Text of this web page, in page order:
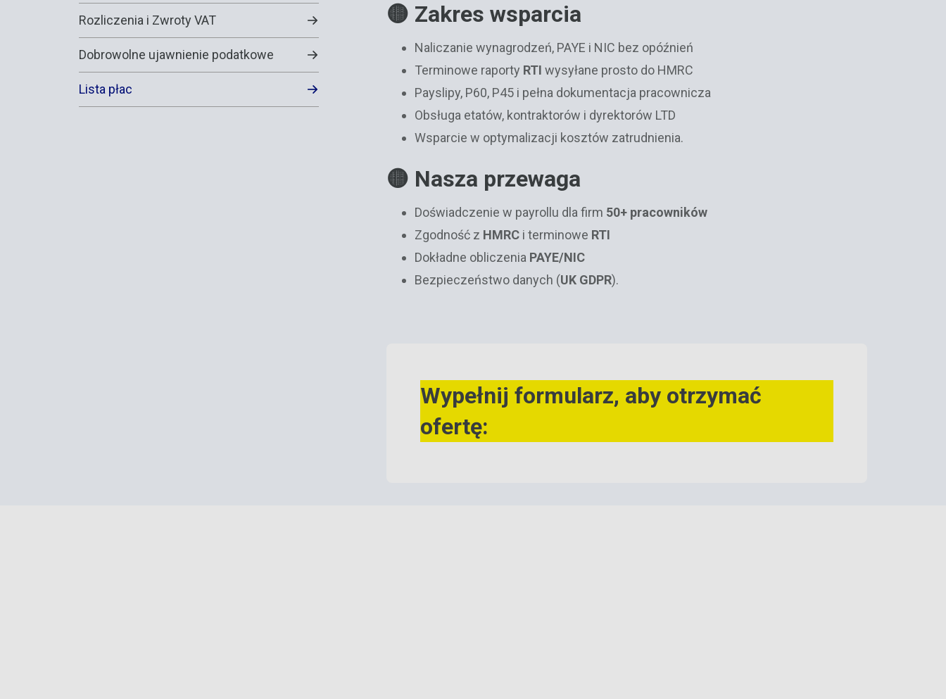
Rozliczenia i Zwroty VAT
Dobrowolne ujawnienie podatkowe
Lista płac
🟡 Zakres wsparcia
Naliczanie wynagrodzeń, PAYE i NIC bez opóźnień
Terminowe raporty RTI wysyłane prosto do HMRC
Payslipy, P60, P45 i pełna dokumentacja pracownicza
Obsługa etatów, kontraktorów i dyrektorów LTD
Wsparcie w optymalizacji kosztów zatrudnienia.
🟡 Nasza przewaga
Doświadczenie w payrollu dla firm 50+ pracowników
Zgodność z HMRC i terminowe RTI
Dokładne obliczenia PAYE/NIC
Bezpieczeństwo danych (UK GDPR).
Wypełnij formularz, aby otrzymać
ofertę: